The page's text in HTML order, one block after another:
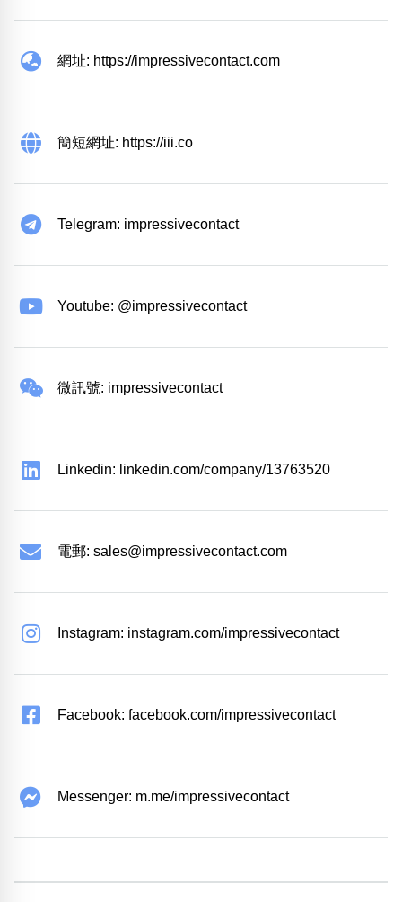
網址: https://impressivecontact.com
簡短網址: https://iii.co
Telegram: impressivecontact
Youtube: @impressivecontact
微訊號: impressivecontact
Linkedin: linkedin.com/company/13763520
電郵: sales@impressivecontact.com
Instagram: instagram.com/impressivecontact
Facebook: facebook.com/impressivecontact
Messenger: m.me/impressivecontact